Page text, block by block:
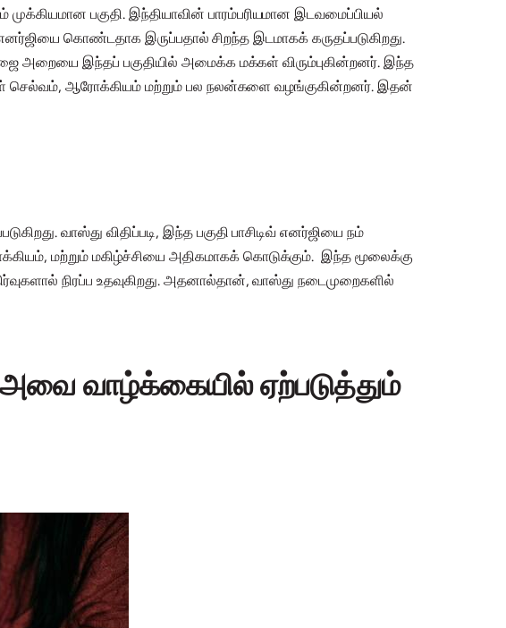
முக்கியமான பகுதி. இந்தியாவின் பாரம்பரியமான இடவமைப்பியல்
எனர்ஜியை கொண்டதாக இருப்பதால் சிறந்த இடமாகக் கருதப்படுகிறது.
அறையை இந்தப் பகுதியில் அமைக்க மக்கள் விரும்புகின்றனர். இந்த
செல்வம், ஆரோக்கியம் மற்றும் பல நலன்களை வழங்குகின்றனர். இதன்
வாஸ்து விதிப்படி, இந்த பகுதி பாசிடிவ் எனர்ஜியை நம்
மற்றும் மகிழ்ச்சியை அதிகமாகக் கொடுக்கும். இந்த மூலைக்கு
நிரப்ப உதவுகிறது. அதனால்தான், வாஸ்து நடைமுறைகளில்
வாழ்க்கையில் ஏற்படுத்தும்